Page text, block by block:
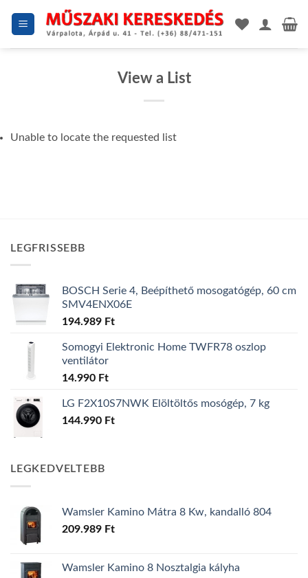
View a List
Unable to locate the requested list
LEGFRISSEBB
BOSCH Serie 4, Beépíthető mosogatógép, 60 cm
SMV4ENX06E
194.989 Ft
Somogyi Elektronic Home TWFR78 oszlop
ventilátor
14.990 Ft
LG F2X10S7NWK Elöltöltős mosógép, 7 kg
144.990 Ft
LEGKEDVELTEBB
Wamsler Kamino Mátra 8 Kw, kandalló 804
209.989 Ft
Wamsler Kamino 8 Nosztalgia kályha